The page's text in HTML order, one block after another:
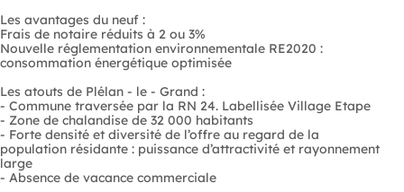
Les avantages du neuf :
Frais de notaire réduits à 2 ou 3%
Nouvelle réglementation environnementale RE2020 :
consommation énergétique optimisée
Les atouts de Plélan - le - Grand :
- Commune traversée par la RN 24. Labellisée Village Etape
- Zone de chalandise de 32 000 habitants
- Forte densité et diversité de l’offre au regard de la
population résidante : puissance d’attractivité et rayonnement
large
- Absence de vacance commerciale